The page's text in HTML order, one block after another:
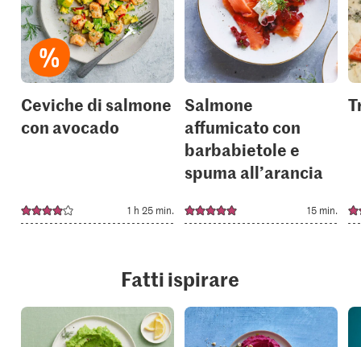
to
your
collections.
Ceviche di salmone
con avocado
1 h 25 min.
your
Salmone
affumicato con
barbabietole e
spuma all’arancia
15 min.
Fatti ispirare